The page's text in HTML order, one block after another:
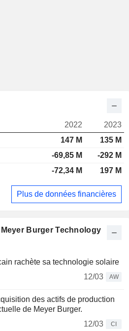
Burger Technology
rachète sa technologie solaire
12/03
AW
des actifs de production
de Meyer Burger.
12/03
CI
2022
2023
147 M
135 M
-69,85 M
-292 M
-72,34 M 197 M
Plus de données financières